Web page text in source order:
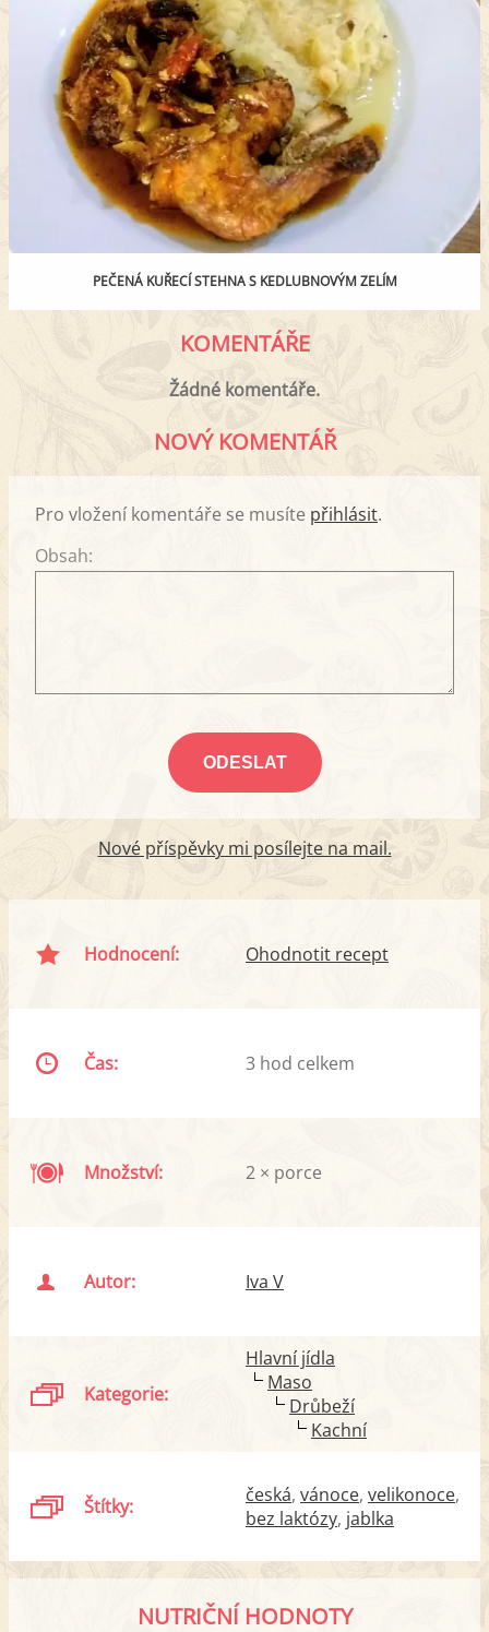
PEČENÁ KUŘECÍ STEHNA S KEDLUBNOVÝM ZELÍM
KOMENTÁŘE
Žádné komentáře.
NOVÝ KOMENTÁŘ
Pro vložení komentáře se musíte přihlásit.
Obsah:
Nové příspěvky mi posílejte na mail.
Hodnocení: Ohodnotit recept
Čas: 3 hod celkem
Množství: 2 × porce
Autor: Iva V
Kategorie:
Hlavní jídla
Maso
Drůbeží
Kachní
Štítky: česká vánoce velikonoce
bez laktózy jablka
NUTRIČNÍ HODNOTY